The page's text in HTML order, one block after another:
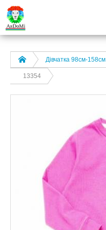
Дівчатка 98cм-158см
13354